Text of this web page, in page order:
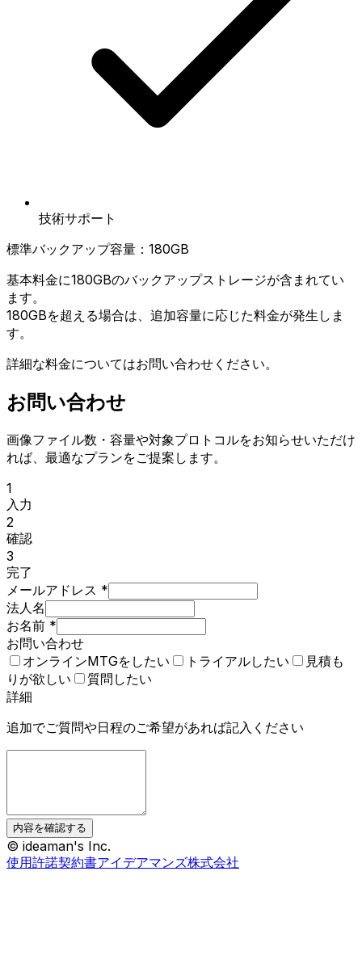
技術サポート
標準バックアップ容量：180GB
基本料金に180GBのバックアップストレージが含まれてい
ます。
180GBを超える場合は、追加容量に応じた料金が発生しま
す。
詳細な料金についてはお問い合わせください。
お問い合わせ
画像ファイル数・容量や対象プロトコルをお知らせいただけ
れば、最適なプランをご提案します。
1
入力
2
確認
3
完了
メールアドレス *
法人名
お名前 *
お問い合わせ
オンラインMTGをしたい
トライアルしたい
見積も
りが欲しい
質問したい
詳細
追加でご質問や日程のご希望があれば記入ください
内容を確認する
© ideaman's Inc.
使用許諾契約書アイデアマンズ株式会社